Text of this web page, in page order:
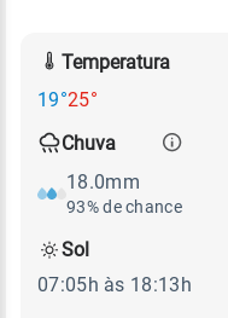
Temperatura
19°25°
Chuva
18.0mm
93% de chance
Sol
07:05h às 18:13h